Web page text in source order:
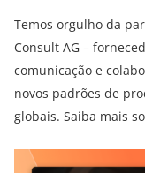
Temos orgulho da
Consult AG –
comunicação e
novos padrões de
globais. Saiba mais